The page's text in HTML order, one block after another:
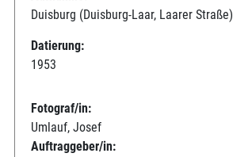
Duisburg (Duisburg-Laar, Laarer Straße)
Datierung:
1953
Fotograf/in:
Umlauf, Josef
Auftraggeber/in: